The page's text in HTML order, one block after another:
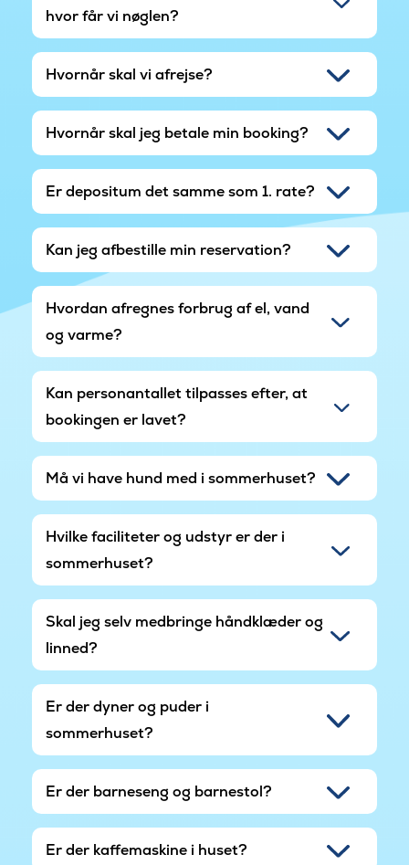
hvor får vi nøglen?
Hvornår skal vi afrejse?
Hvornår skal jeg betale min booking?
Er depositum det samme som 1. rate?
Kan jeg afbestille min reservation?
Hvordan afregnes forbrug af el, vand
og varme?
Kan personantallet tilpasses efter, at
bookingen er lavet?
Må vi have hund med i sommerhuset?
Hvilke faciliteter og udstyr er der i
sommerhuset?
Skal jeg selv medbringe håndklæder og
linned?
Er der dyner og puder i
sommerhuset?
Er der barneseng og barnestol?
Er der kaffemaskine i huset?